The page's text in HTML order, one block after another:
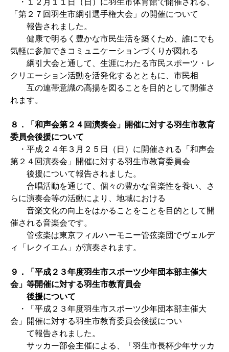
「第２７回羽生市綱引選手権大会」の開催について
報告されました。
健康で明るく豊かな市民生活を築くため、誰にでも
気軽に参加できコミュニケーションづくりが図れる
綱引大会と通して、生涯にわたる市民スポーツ・レ
クリエーション活動を活発化するとともに、市民相
互の連帯意識の高揚を図ることを目的として開催さ
れます。
８．「和声会第２４回演奏会」開催に対する羽生市教育
委員会後援について
・平成２４年３月２５日（日）に開催される「和声会
第２４回演奏会」開催に対する羽生市教育委員会
後援について報告されました。
合唱活動を通じて、個々の豊かな音楽性を養い、さ
らに演奏会等の活動により、地域における
音楽文化の向上をはかることをことを目的として開
催される音楽会です。
管弦楽は東京フィルハーモニー管弦楽団でヴェルデ
ィ「レクイエム」が演奏されます。
９．「平成２３年度羽生市スポーツ少年団本部主催大
会」等開催に対する羽生市教育員会
後援について
・「平成２３年度羽生市スポーツ少年団本部主催大
会」開催に対する羽生市教育委員会後援につい
て報告されました。
サッカー部会主催による、「羽生市長杯少年サッカ